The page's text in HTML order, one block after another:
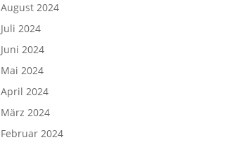
August 2024
Juli 2024
Juni 2024
Mai 2024
April 2024
März 2024
Februar 2024